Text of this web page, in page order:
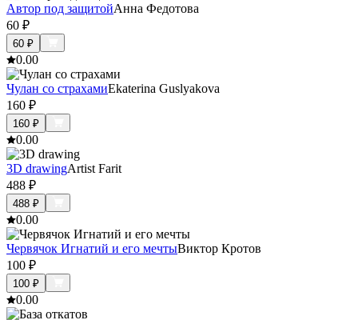
Автор под защитойАнна Федотова
60 ₽
60 ₽
0.00
Чулан со страхамиEkaterina Guslyakova
160 ₽
160 ₽
0.00
3D drawingArtist Farit
488 ₽
488 ₽
0.00
Червячок Игнатий и его мечтыВиктор Кротов
100 ₽
100 ₽
0.00